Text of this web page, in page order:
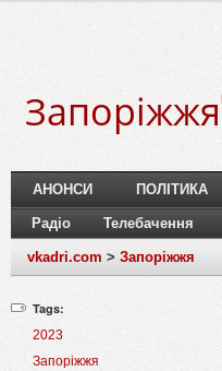
Запоріжжя
АНОНСИ ПОЛІТИКА
Радіо Телебачення
vkadri.com > Запоріжжя
Tags:
2023
Запоріжжя